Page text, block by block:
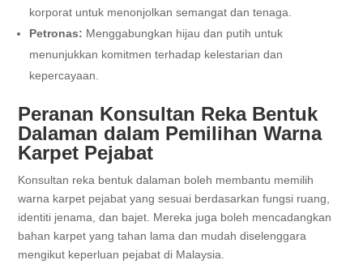
korporat untuk menonjolkan semangat dan tenaga.
Petronas: Menggabungkan hijau dan putih untuk
menunjukkan komitmen terhadap kelestarian dan
kepercayaan.
Peranan Konsultan Reka Bentuk
Dalaman dalam Pemilihan Warna
Karpet Pejabat
Konsultan reka bentuk dalaman boleh membantu memilih
warna karpet pejabat yang sesuai berdasarkan fungsi ruang,
identiti jenama, dan bajet. Mereka juga boleh mencadangkan
bahan karpet yang tahan lama dan mudah diselenggara
mengikut keperluan pejabat di Malaysia.